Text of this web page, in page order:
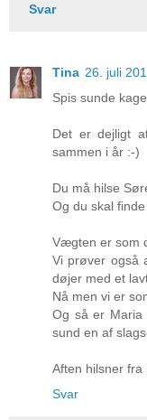
Svar
Tina 26. juli
Spis sunde
Det er dejligt
sammen i år :-)
Du må hilse
Og du skal
Vægten er som
Vi prøver også
døjer med et
Nå men vi er
Og så er Maria
sund en af
Aften hilsner fra
Svar